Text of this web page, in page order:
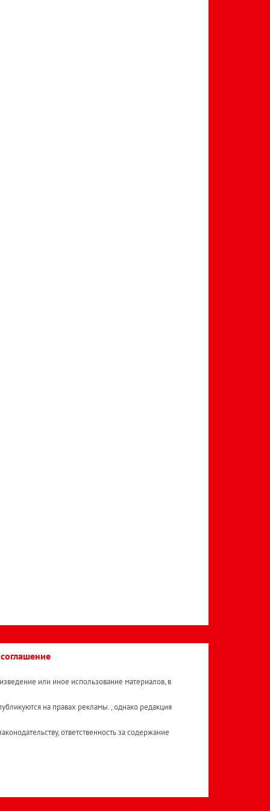
или иное использование материалов, в
на правах рекламы. , однако редакция
ответственность за содержание